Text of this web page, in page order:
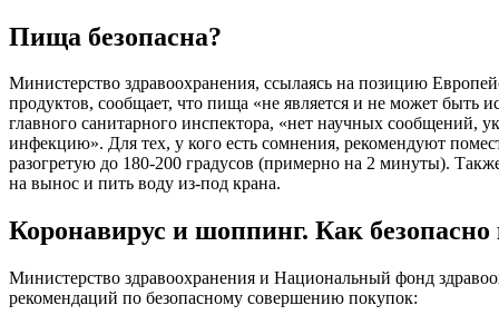
Пища безопасна?
Министерство здравоохранения, ссылаясь на позицию
продуктов, сообщает, что пища «не является и не может быть
главного санитарного инспектора, «нет научных
инфекцию». Для тех, у кого есть сомнения, рекомендуют
разогретую до 180-200 градусов (примерно на 2 минуты).
на вынос и пить воду из-под крана.
Коронавирус и шоппинг. Как безопасно
Министерство здравоохранения и Национальный фонд
рекомендаций по безопасному совершению покупок: